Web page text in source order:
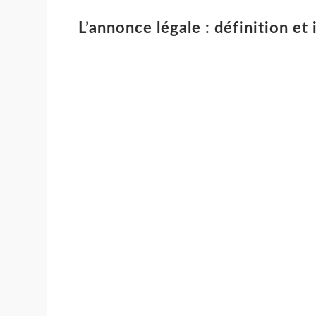
L’annonce légale : définition et